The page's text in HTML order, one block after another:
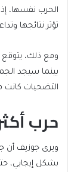
of
2
of
list
الحرب نفسها،
تؤثر نتائجها
ومع ذلك، يتوقع
بينما سيجد
التضحيات كانت
حرب
ويرى جوزيف أن
بشكل إيجابي،